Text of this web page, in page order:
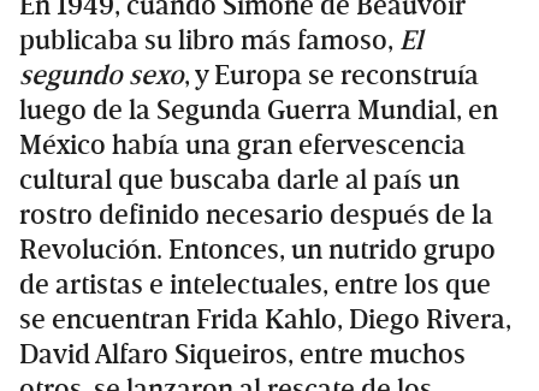
publicaba su libro más famoso, El
segundo sexo, y Europa se reconstruía
luego de la Segunda Guerra Mundial, en
México había una gran efervescencia
cultural que buscaba darle al país un
rostro definido necesario después de la
Revolución. Entonces, un nutrido grupo
de artistas e intelectuales, entre los que
se encuentran Frida Kahlo, Diego Rivera,
David Alfaro Siqueiros, entre muchos